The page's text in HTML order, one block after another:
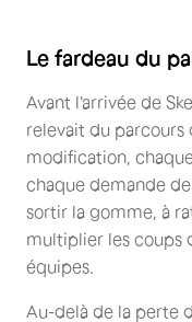
Le fardeau du
Avant l'arrivée de
relevait du
modification,
chaque demande
sortir la gomme, à
multiplier les coups
équipes.
Au-delà de la perte